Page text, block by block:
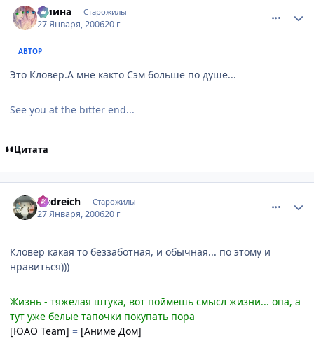
Амина Старожилы
27 Января, 200620 г
АВТОР
Это Кловер.А мне както Сэм больше по душе...
See you at the bitter end...
Цитата
Andreich Старожилы
27 Января, 200620 г
Кловер какая то беззаботная, и обычная... по этому и
нравиться)))
Жизнь - тяжелая штука, вот поймешь смысл жизни... опа, а
тут уже белые тапочки покупать пора
[ЮАО Team] = [Аниме Дом]